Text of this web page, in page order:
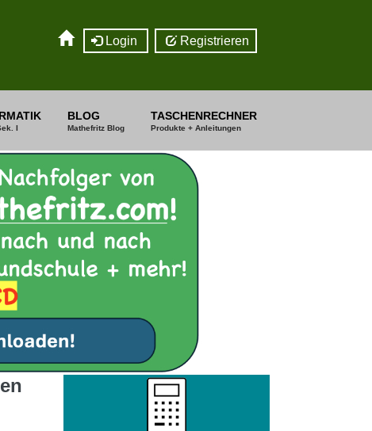
Login Registrieren
I
BLOG
Mathefritz Blog
TASCHENRECHNER
Produkte + Anleitungen